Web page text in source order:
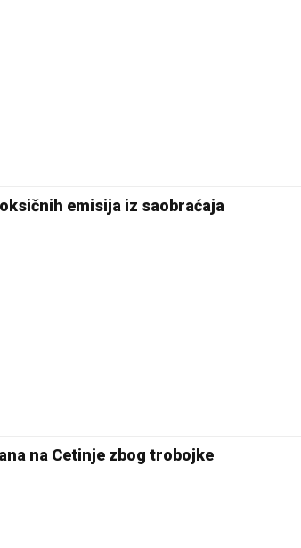
emisija iz saobraćaja
na Cetinje zbog trobojke